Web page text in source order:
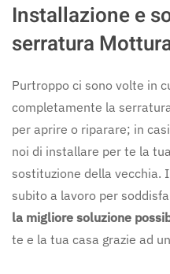
Installazione e
serratura
Purtroppo ci sono volte in
completamente la
per aprire o riparare; in
noi di installare per te la
sostituzione della vecchia.
subito a lavoro per
la migliore soluzione
te e la tua casa grazie ad